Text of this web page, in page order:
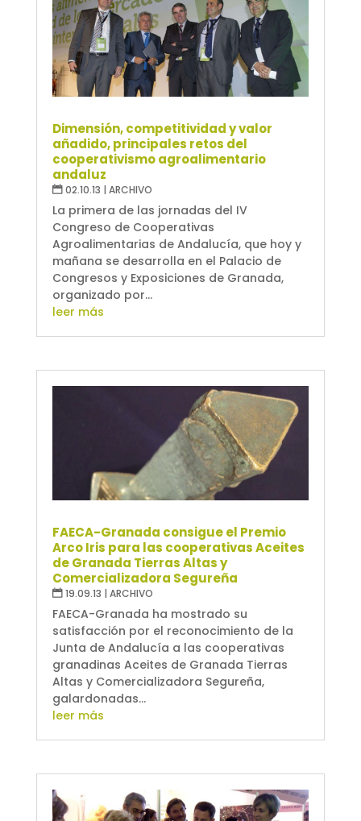
Dimensión, competitividad y valor
añadido, principales retos del
cooperativismo agroalimentario
andaluz
02.10.13 | ARCHIVO
La primera de las jornadas del IV
Congreso de Cooperativas
Agroalimentarias de Andalucía, que hoy y
mañana se desarrolla en el Palacio de
Congresos y Exposiciones de Granada,
organizado por...
leer más
FAECA-Granada consigue el Premio
Arco Iris para las cooperativas Aceites
de Granada Tierras Altas y
Comercializadora Segureña
19.09.13 | ARCHIVO
FAECA-Granada ha mostrado su
satisfacción por el reconocimiento de la
Junta de Andalucía a las cooperativas
granadinas Aceites de Granada Tierras
Altas y Comercializadora Segureña,
galardonadas...
leer más